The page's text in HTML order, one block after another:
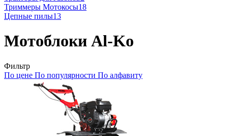
Триммеры Мотокосы18
Цепные пилы13
Мотоблоки Al-Ko
Фильтр
По цене По популярности По алфавиту